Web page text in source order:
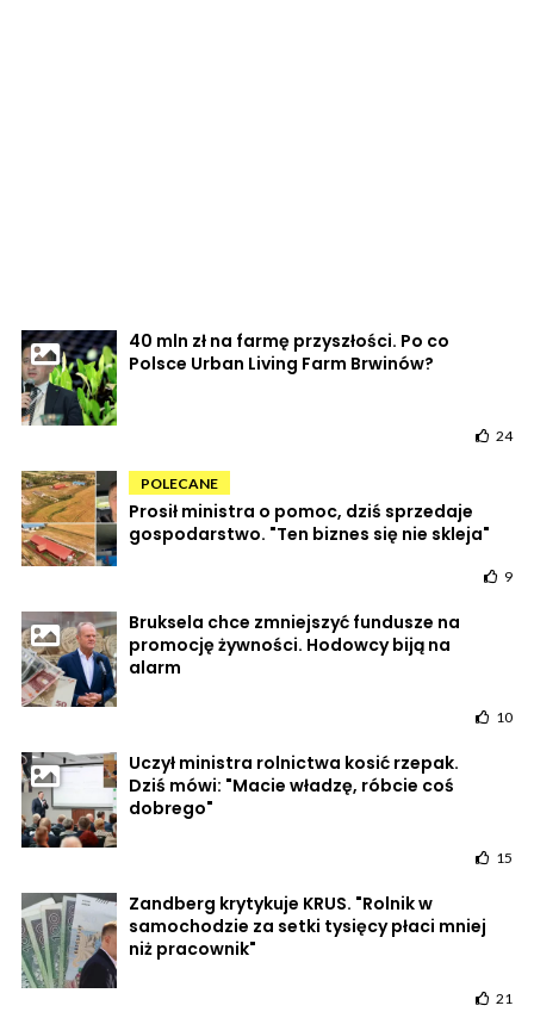
40 mln zł na farmę przyszłości. Po co
Polsce Urban Living Farm Brwinów?
24
POLECANE
Prosił ministra o pomoc, dziś sprzedaje
gospodarstwo. "Ten biznes się nie skleja"
9
Bruksela chce zmniejszyć fundusze na
promocję żywności. Hodowcy biją na
alarm
10
Uczył ministra rolnictwa kosić rzepak.
Dziś mówi: "Macie władzę, róbcie coś
dobrego"
15
Zandberg krytykuje KRUS. "Rolnik w
samochodzie za setki tysięcy płaci mniej
niż pracownik"
21